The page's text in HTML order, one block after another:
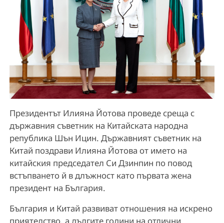
Президентът Илияна Йотова проведе среща с
държавния съветник на Китайската народна
република Шън Ицин. Държавният съветник на
Китай поздрави Илияна Йотова от името на
китайския председател Си Дзинпин по повод
встъпването й в длъжност като първата жена
президент на България.
България и Китай развиват отношения на искрено